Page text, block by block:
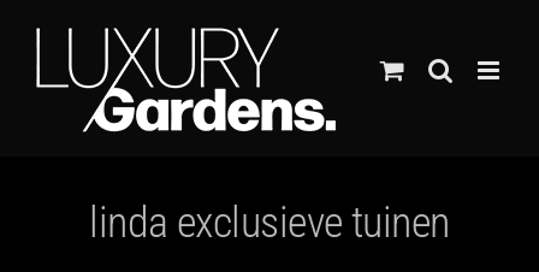
inhoud
linda exclusieve tuinen